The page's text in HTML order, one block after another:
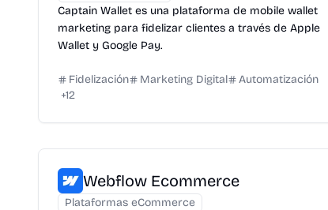
Captain Wallet es una plataforma de mobile wallet
marketing para fidelizar clientes a través de Apple
Wallet y Google Pay.
Fidelización Marketing Digital
Automatización
+12
Webflow Ecommerce
Plataformas eCommerce